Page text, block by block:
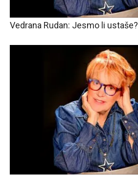
Vedrana Rudan: Jesmo li ustaše?